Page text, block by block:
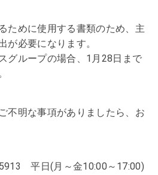
ために使用する書類のため、主
が必要になります。
グループの場合、1月28日まで
不明な事項がありましたら、お
平日(月～金10:00～17:00)